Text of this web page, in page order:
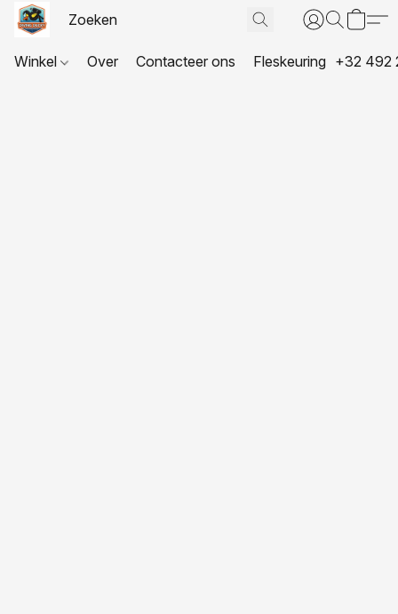
Winkel Over Contacteer ons Fleskeuring +32 492